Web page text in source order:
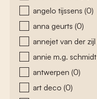
angelo tijssens (0)
anna geurts (0)
annejet van der zijl
annie m.g. schmidt
antwerpen (0)
art deco (0)